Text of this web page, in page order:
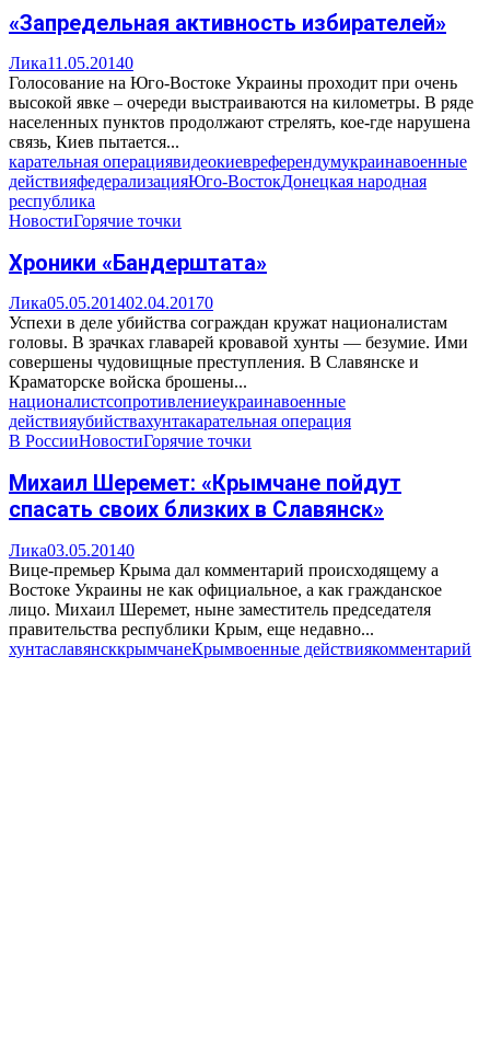
«Запредельная активность избирателей»
Лика11.05.20140
Голосование на Юго-Востоке Украины проходит при очень
высокой явке – очереди выстраиваются на километры. В ряде
населенных пунктов продолжают стрелять, кое-где нарушена
связь, Киев пытается...
карательная операциявидеокиевреферендумукраинавоенные
действияфедерализацияЮго-ВостокДонецкая народная
республика
НовостиГорячие точки
Хроники «Бандерштата»
Лика05.05.201402.04.20170
Успехи в деле убийства сограждан кружат националистам
головы. В зрачках главарей кровавой хунты — безумие. Ими
совершены чудовищные преступления. В Славянске и
Краматорске войска брошены...
националистсопротивлениеукраинавоенные
действияубийствахунтакарательная операция
В РоссииНовостиГорячие точки
Михаил Шеремет: «Крымчане пойдут
спасать своих близких в Славянск»
Лика03.05.20140
Вице-премьер Крыма дал комментарий происходящему а
Востоке Украины не как официальное, а как гражданское
лицо. Михаил Шеремет, ныне заместитель председателя
правительства республики Крым, еще недавно...
хунтаславянсккрымчанеКрымвоенные действиякомментарий